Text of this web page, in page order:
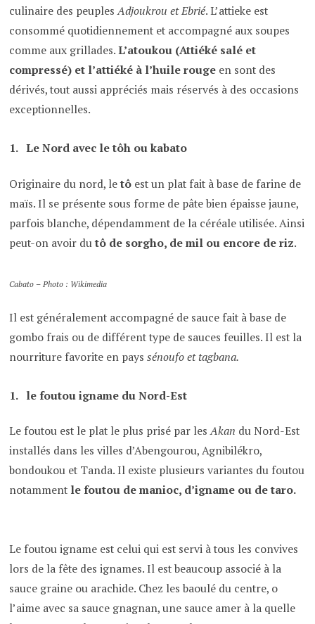
culinaire des peuplesAdjoukrou et Ebrié. L’attieke est
consommé quotidiennement et accompagné aux soupes
comme aux grillades.L’atoukou (Attiéké salé et
compressé) et l’attiéké à l’huile rouge en sont des
dérivés, tout aussi appréciés mais réservés à des occasions
exceptionnelles.
Le Nord avec le tôh ou kabato
Originaire du nord, letô est un plat fait à base de farine de
maïs. Il se présente sous forme de pâte bien épaisse jaune,
parfois blanche, dépendamment de la céréale utilisée. Ainsi
peut-on avoir dutô de sorgho, de mil ou encore de riz.
Cabato – Photo : Wikimedia
Il est généralement accompagné de sauce fait à base de
gombo frais ou de différent type de sauces feuilles. Il est la
nourriture favorite en payssénoufo et tagbana.
le foutou igname du Nord-Est
Le foutou est le plat le plus prisé par lesAkan du Nord-Est
installés dans les villes d’Abengourou, Agnibilékro,
bondoukou et Tanda. Il existe plusieurs variantes du foutou
notamment le foutou de manioc, d’igname ou de taro.
Le foutou igname est celui qui est servi à tous les convives
lors de la fête des ignames. Il est beaucoup associé à la
sauce graine ou arachide. Chez les baoulé du centre, o
l’aime avec sa sauce gnagnan, une sauce amer à la quelle